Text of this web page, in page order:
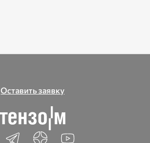
Оставить заявку